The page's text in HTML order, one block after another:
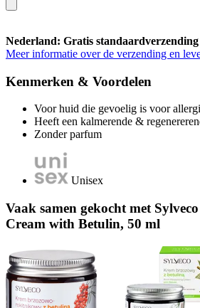
Nederland: Gratis standaardverzending
Meer informatie over de verzending en
Kenmerken & Voordelen
Voor huid die gevoelig is voor
Heeft een kalmerende &
Zonder parfum
Unisex
Vaak samen gekocht met
Cream with Betulin, 50 ml